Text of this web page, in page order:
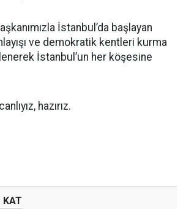
İstanbul’da başlayan
ve demokratik kentleri kurma
İstanbul’un her köşesine
hazırız.
KAT